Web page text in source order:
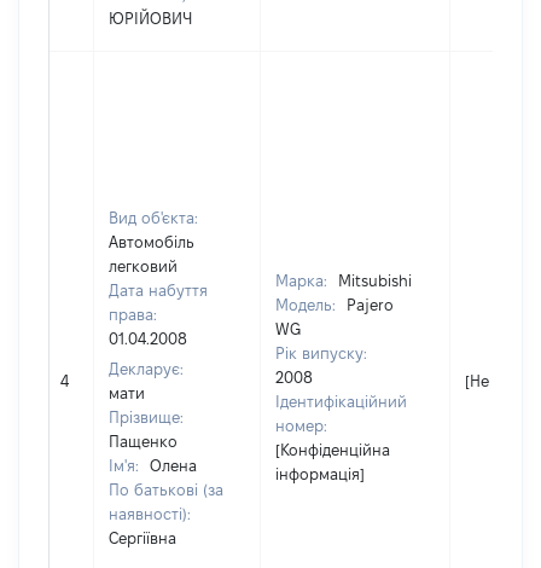
ЮРІЙОВИЧ
4
Вид об'єкта:
Автомобіль
легковий
Дата набуття
права:
01.04.2008
Декларує:
мати
Прізвище:
Пащенко
Ім'я:
Олена
По батькові (за
наявності):
Сергіївна
Марка:
Mitsubishi
Модель:
Pajero
WG
Рік випуску:
2008
Ідентифікаційний
номер:
[Конфіденційна
інформація]
[Не